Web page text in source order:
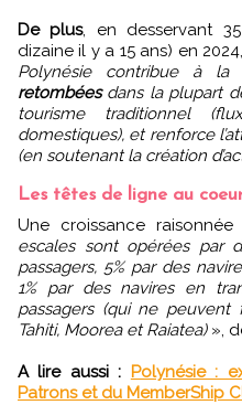
De plus, en desservant
dizaine il y a 15 ans) en
Polynésie contribue à la
retombéesdans la plupart
tourisme traditionnel
domestiques), et renforce
(en soutenant la création
Les têtes de ligne au
Une croissance
escales sont opérées par
passagers, 5% par des
1% par des navires en
passagers (qui ne
Tahiti, Moorea et Raiatea) »,
A lire aussi :
Polynésie :
Patrons et du MemberShip